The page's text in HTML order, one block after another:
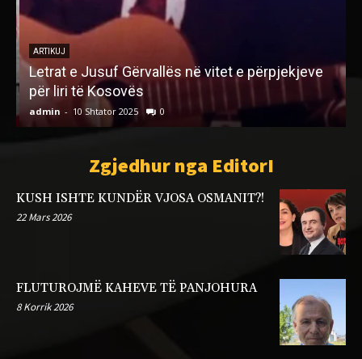
ARTIKUJ
Letrat e Jusuf Gërvallës në vitet e përpjekjeve
për liri të Kosovës
admin 10 Shtator 2025 0
Zgjedhur nga EditorI
KUSH ISHTE KUNDËR VJOSA OSMANIT?!
22 Mars 2026
FLUTUROJMË KAHEVE TË PANJOHURA
8 Korrik 2026